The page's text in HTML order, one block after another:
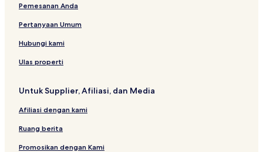
Pemesanan Anda
Pertanyaan Umum
Hubungi kami
Ulas properti
Untuk Supplier, Afiliasi, dan Media
Afiliasi dengan kami
Ruang berita
Promosikan dengan Kami